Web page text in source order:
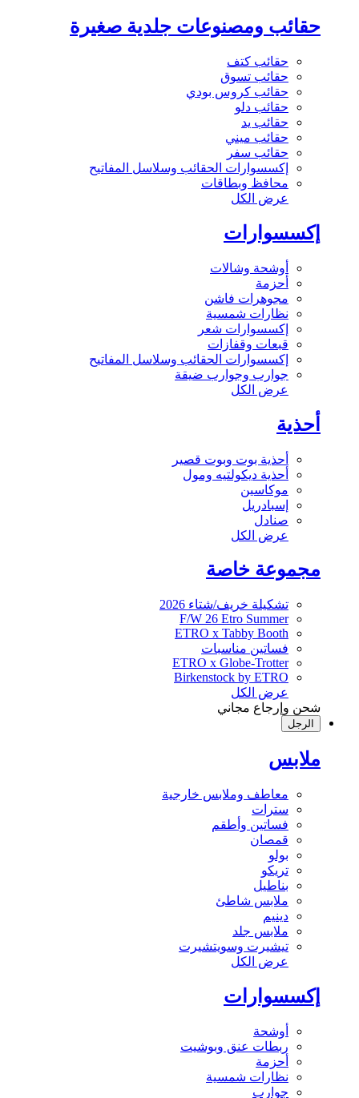
حقائب ومصنوعات جلدية صغيرة
حقائب كتف
حقائب تسوق
حقائب كروس بودي
حقائب دلو
حقائب يد
حقائب ميني
حقائب سفر
إكسسوارات الحقائب وسلاسل المفاتيح
محافظ وبطاقات
عرض الكل
إكسسوارات
أوشحة وشالات
أحزمة
مجوهرات فاشن
نظارات شمسية
إكسسوارات شعر
قبعات وقفازات
إكسسوارات الحقائب وسلاسل المفاتيح
جوارب وجوارب ضيقة
عرض الكل
أحذية
أحذية بوت وبوت قصير
أحذية ديكولتيه ومول
موكاسين
إسبادريل
صنادل
عرض الكل
مجموعة خاصة
تشكيلة خريف/شتاء 2026
F/W 26 Etro Summer
ETRO x Tabby Booth
فساتين مناسبات
ETRO x Globe-Trotter
Birkenstock by ETRO
عرض الكل
شحن وإرجاع مجاني
الرجل
ملابس
معاطف وملابس خارجية
سترات
فساتين وأطقم
قمصان
بولو
تريكو
بناطيل
ملابس شاطئ
دينيم
ملابس جلد
تيشيرت وسويتشيرت
عرض الكل
إكسسوارات
أوشحة
ربطات عنق وبوشيت
أحزمة
نظارات شمسية
جوارب